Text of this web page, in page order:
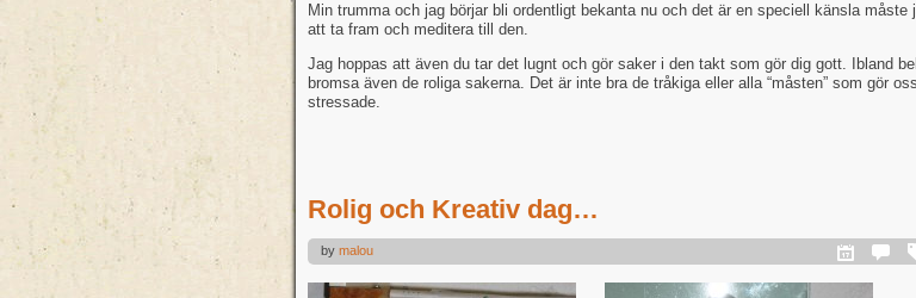
Min trumma och jag börjar bli ordentligt bekanta nu och det är en speciell känsla måste
att ta fram och meditera till den.
Jag hoppas att även du tar det lugnt och gör saker i den takt som gör dig gott. Ibland
bromsa även de roliga sakerna. Det är inte bra de tråkiga eller alla “måsten” som gör oss
stressade.
Rolig och Kreativ dag…
by malou